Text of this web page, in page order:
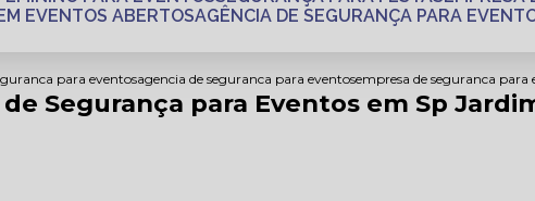
EVENTOS ABERTOS
AGÊNCIA DE SEGURANÇA PARA
para eventosagencia de seguranca para eventosempresa de seguranca
Segurança para Eventos em Sp